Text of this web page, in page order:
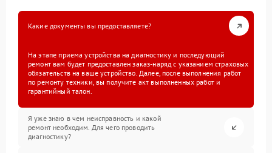
Какие документы вы предоставляете?
На этапе приема устройства на диагностику и последующий
ремонт вам будет предоставлен заказ-наряд с указанием страховых
обязательств на ваше устройство. Далее, после выполнения работ
по ремонту техники, вы получите акт выполненных работ и
гарантийный талон.
Я уже знаю в чем неисправность и какой
ремонт необходим. Для чего проводить
диагностику?